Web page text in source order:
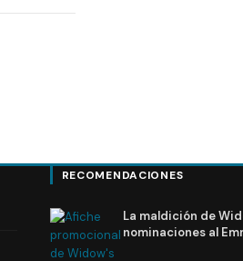
RECOMENDACIONES
La maldición de
nominaciones al